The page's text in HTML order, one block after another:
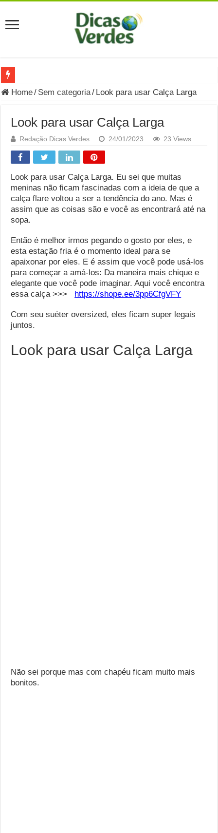
Grávida Pode Comer Pastrami? Saiba Quando o Consumo é
Você sabe o que é uma Economia Circular?
Carta Psicografada de Isabella Nardoni : O que Diz a
Grávida pode comer picles e alimentos em conserva durante
Grávida pode comer Ceviche? Entenda os riscos na gravidez
Carta Psicografada João Hélio: Revelação, Paz e a Lei do
Carta Psicografada de Eduardo Campos
Home/ Sem categoria/ Look para usar Calça Larga
Look para usar Calça Larga
Redação Dicas Verdes 24/01/2023 23 Views
Look para usar Calça Larga. Eu sei que muitas
meninas não ficam fascinadas com a ideia de que a
calça flare voltou a ser a tendência do ano. Mas é
assim que as coisas são e você as encontrará até na
sopa.
Então é melhor irmos pegando o gosto por eles, e
esta estação fria é o momento ideal para se
apaixonar por eles. E é assim que você pode usá-los
para começar a amá-los: Da maneira mais chique e
elegante que você pode imaginar. Aqui você encontra
essa calça >>> https://shope.ee/3pp6CfgVFY
Com seu suéter oversized, eles ficam super legais
juntos.
Look para usar Calça Larga
Não sei porque mas com chapéu ficam muito mais
bonitos.